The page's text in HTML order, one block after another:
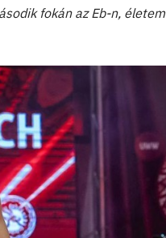
fokán az Eb-n, életem